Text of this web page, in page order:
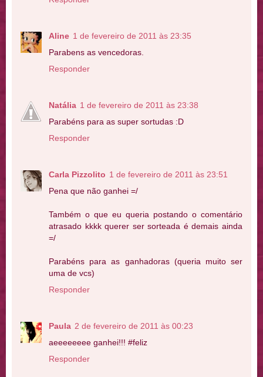
Aline 1 de fevereiro de 2011 às 23:35
Parabens as vencedoras.
Responder
Natália 1 de fevereiro de 2011 às 23:38
Parabéns para as super sortudas :D
Responder
Carla Pizzolito 1 de fevereiro de 2011 às 23:51
Pena que não ganhei =/
Também o que eu queria postando o comentário
atrasado kkkk querer ser sorteada é demais ainda
=/
Parabéns para as ganhadoras (queria muito ser
uma de vcs)
Responder
Paula 2 de fevereiro de 2011 às 00:23
aeeeeeeee ganhei!!! #feliz
Responder